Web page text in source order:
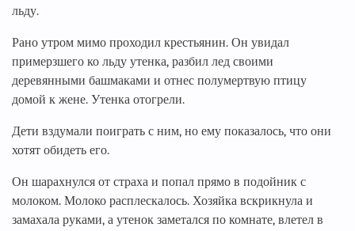
льду.
Рано утром мимо проходил крестьянин. Он увидал
примерзшего ко льду утенка, разбил лед своими
деревянными башмаками и отнес полумертвую птицу
домой к жене. Утенка отогрели.
Дети вздумали поиграть с ним, но ему показалось, что они
хотят обидеть его.
Он шарахнулся от страха и попал прямо в подойник с
молоком. Молоко расплескалось. Хозяйка вскрикнула и
замахала руками, а утенок заметался по комнате, влетел в